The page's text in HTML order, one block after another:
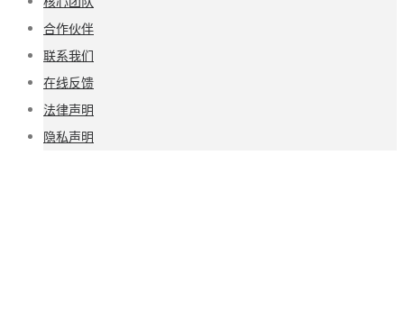
合作伙伴
联系我们
在线反馈
法律声明
隐私声明